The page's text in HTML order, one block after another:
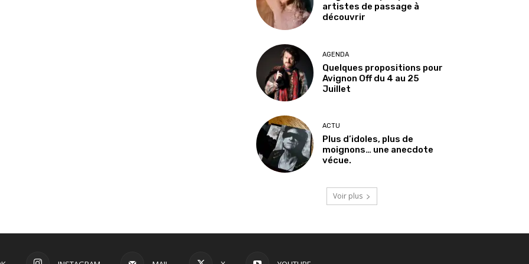
artistes de passage à
découvrir
AGENDA
Quelques propositions pour
Avignon Off du 4 au 25
Juillet
ACTU
Plus d’idoles, plus de
moignons… une anecdote
vécue.
Voir plus